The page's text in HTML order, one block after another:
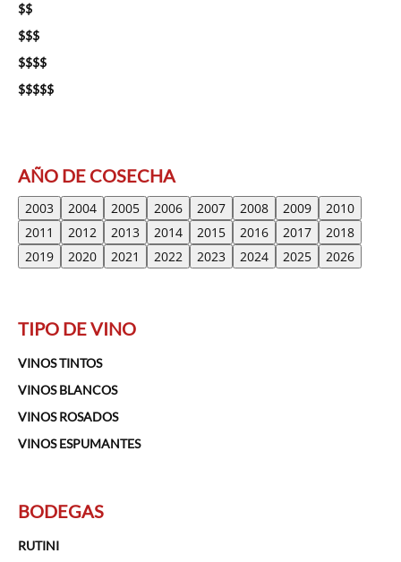
$$
$$$
$$$$
$$$$$
AÑO DE COSECHA
2003 2004 2005 2006 2007 2008 2009
2010
2011
2012 2013 2014 2015 2016 2017
2018
2019
2020 2021 2022 2023 2024 2025 2026
TIPO DE VINO
VINOS TINTOS
VINOS BLANCOS
VINOS ROSADOS
VINOS ESPUMANTES
BODEGAS
RUTINI